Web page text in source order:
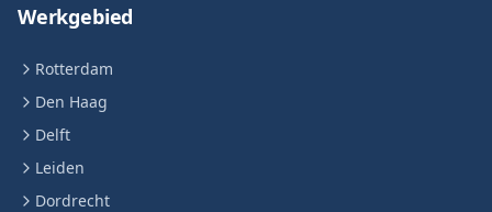
Werkgebied
Rotterdam
Den Haag
Delft
Leiden
Dordrecht